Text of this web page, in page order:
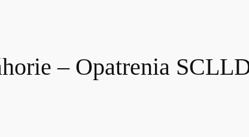
– Opatrenia